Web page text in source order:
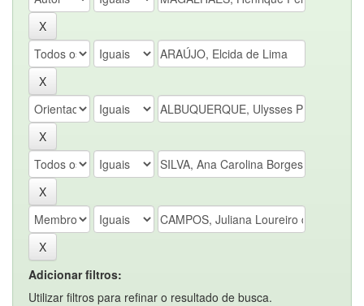
Adicionar filtros:
Utilizar filtros para refinar o resultado de busca.